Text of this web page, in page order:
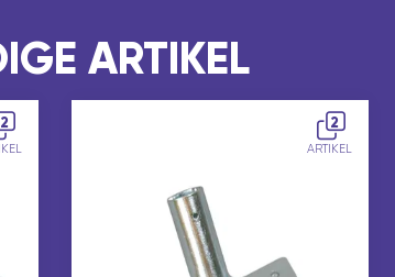
ARTIKEL
2 2
ARTIKEL